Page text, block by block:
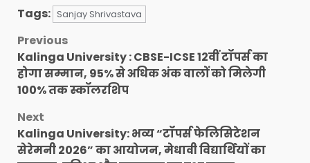
Tags: Sanjay Shrivastava
Post
navigation
Previous
Kalinga University : CBSE-ICSE 12वीं टॉपर्स का
होगा सम्मान, 95% से अधिक अंक वालों को मिलेगी
100% तक स्कॉलरशिप
Next
Kalinga University: भव्य “टॉपर्स फेलिसिटेशन
सेरेमनी 2026” का आयोजन, मेधावी विद्यार्थियों का